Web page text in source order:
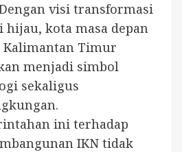
visi transformasi
kota masa depan
Timur
menjadi simbol
sekaligus
ini terhadap
IKN tidak